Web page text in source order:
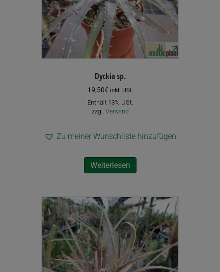
Dyckia sp.
19,50€ inkl. USt.
Enthält 13% USt.
zzgl. Versand
Zu meiner Wunschliste hinzufügen
Weiterlesen